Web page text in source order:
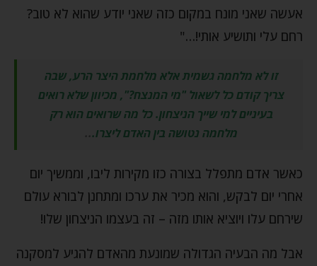
אעשה שאני מונח במקום כזה שאני יודע שהוא לא טוב?
רחם עלי ותושיע אותי!…"
זו לא מלחמה גשמית אלא מלחמת היצר הרע, שבה
צריך קודם כל לשאול "מי המנצח?", מכיוון שלא רואים
בעיניים למי שייך הניצחון. כל מה שרואים הוא רק
מלחמה נטושה בין האדם ליצרו.
כאשר אדם מתפלל בצורה כזו מקירות ליבו, וממשיך יום
אחרי יום לבקש, והוא מכיר את ערכו ומתחנן לבורא עולם
שירחם עלו ויוציא אותו מזה – זה בעצמו הניצחון שלו!
אבל מה הבעיה הגדולה שמונעת מהאדם להגיע למסקנה